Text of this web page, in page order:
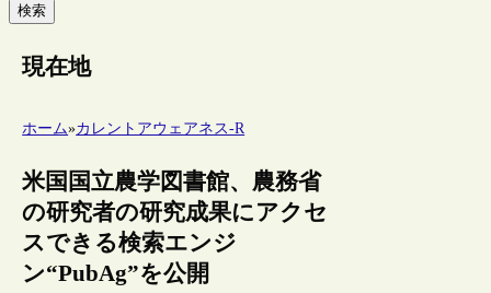
検索
現在地
ホーム»カレントアウェアネス-R
米国国立農学図書館、農務省
の研究者の研究成果にアクセ
スできる検索エンジ
ン“PubAg”を公開